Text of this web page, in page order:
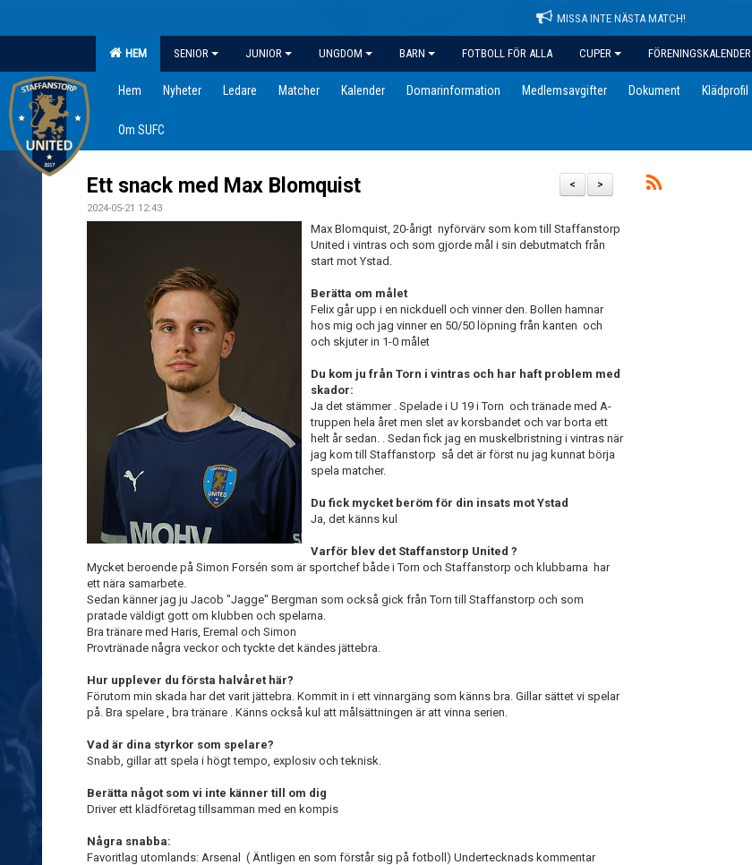
MISSA INTE NÄSTA MATCH!
HEM SENIOR JUNIOR UNGDOM BARN FOTBOLL FÖR ALLA CUPER FÖRENINGSKALENDER
Hem Nyheter Ledare Matcher Kalender Domarinformation Medlemsavgifter Dokument Klädprofil
Om SUFC
>
<
Ett snack med Max Blomquist
2024-05-21 12:43
Max Blomquist, 20-årigt nyförvärv som kom till Staffanstorp
United i vintras och som gjorde mål i sin debutmatch från
start mot Ystad.
Berätta om målet
Felix går upp i en nickduell och vinner den. Bollen hamnar
hos mig och jag vinner en 50/50 löpning från kanten och
och skjuter in 1-0 målet
Du kom ju från Torn i vintras och har haft problem med
skador:
Ja det stämmer . Spelade i U 19 i Torn och tränade med A-
truppen hela året men slet av korsbandet och var borta ett
helt år sedan. . Sedan fick jag en muskelbristning i vintras när
jag kom till Staffanstorp så det är först nu jag kunnat börja
spela matcher.
Du fick mycket beröm för din insats mot Ystad
Ja, det känns kul
Varför blev det Staffanstorp United ?
Mycket beroende på Simon Forsén som är sportchef både i Torn och Staffanstorp och klubbarna har
ett nära samarbete.
Sedan känner jag ju Jacob "Jagge" Bergman som också gick från Torn till Staffanstorp och som
pratade väldigt gott om klubben och spelarna.
Bra tränare med Haris, Eremal och Simon
Provtränade några veckor och tyckte det kändes jättebra.
Hur upplever du första halvåret här?
Förutom min skada har det varit jättebra. Kommit in i ett vinnargäng som känns bra. Gillar sättet vi spelar
på. Bra spelare , bra tränare . Känns också kul att målsättningen är att vinna serien.
Vad är dina styrkor som spelare?
Snabb, gillar att spela i högt tempo, explosiv och teknisk.
Berätta något som vi inte känner till om dig
Driver ett klädföretag tillsamman med en kompis
Några snabba:
Favoritlag utomlands: Arsenal ( Äntligen en som förstår sig på fotboll) Undertecknads kommentar